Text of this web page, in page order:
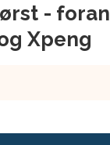
- foran
Xpeng